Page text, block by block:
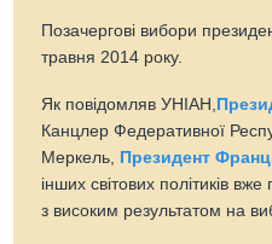
Позачергові вибори
травня 2014 року.
Як повідомляв УНІАН,
Канцлер Федеративної
Меркель, Президент
інших світових політиків
з високим результатом на